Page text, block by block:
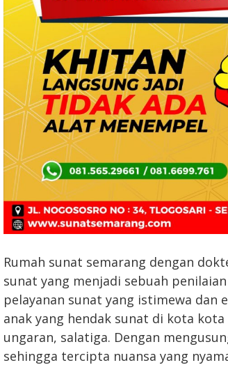
Rumah sunat semarang dengan
sunat yang menjadi sebuah
pelayanan sunat yang istimewa dan
anak yang hendak sunat di kota
ungaran, salatiga. Dengan
sehingga tercipta nuansa yang